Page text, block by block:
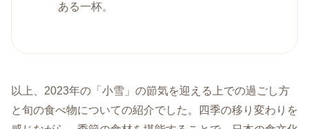
ある一杯。
以上、2023年の「小雪」の節気を迎える上での過ごし方
と旬の食べ物についての紹介でした。四季の移り変わりを